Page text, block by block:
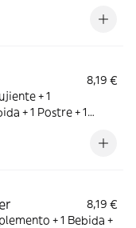
8,19 €
+ 1
+ 1 Postre + 1
8,19 €
+ 1 Bebida +